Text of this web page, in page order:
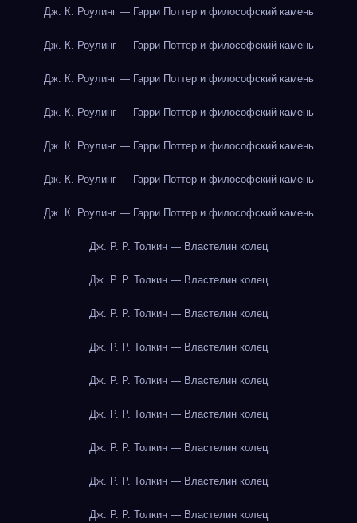
Дж. К. Роулинг — Гарри Поттер и философский камень
Дж. К. Роулинг — Гарри Поттер и философский камень
Дж. К. Роулинг — Гарри Поттер и философский камень
Дж. К. Роулинг — Гарри Поттер и философский камень
Дж. К. Роулинг — Гарри Поттер и философский камень
Дж. К. Роулинг — Гарри Поттер и философский камень
Дж. К. Роулинг — Гарри Поттер и философский камень
Дж. Р. Р. Толкин — Властелин колец
Дж. Р. Р. Толкин — Властелин колец
Дж. Р. Р. Толкин — Властелин колец
Дж. Р. Р. Толкин — Властелин колец
Дж. Р. Р. Толкин — Властелин колец
Дж. Р. Р. Толкин — Властелин колец
Дж. Р. Р. Толкин — Властелин колец
Дж. Р. Р. Толкин — Властелин колец
Дж. Р. Р. Толкин — Властелин колец